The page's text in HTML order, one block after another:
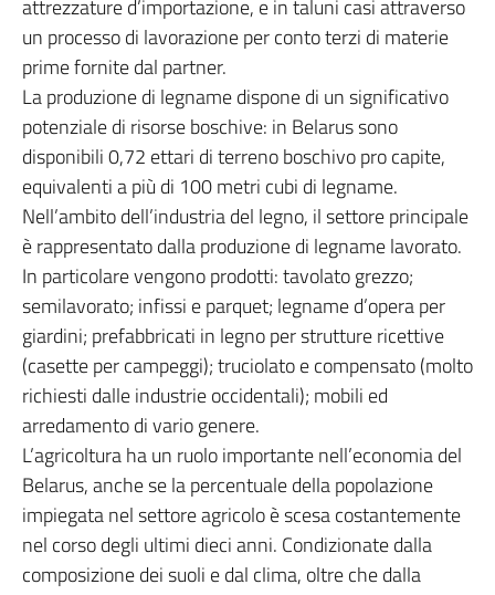
attrezzature d’importazione, e in taluni casi attraverso
un processo di lavorazione per conto terzi di materie
prime fornite dal partner.
La produzione di legname dispone di un significativo
potenziale di risorse boschive: in Belarus sono
disponibili 0,72 ettari di terreno boschivo pro capite,
equivalenti a più di 100 metri cubi di legname.
Nell’ambito dell’industria del legno, il settore principale
è rappresentato dalla produzione di legname lavorato.
In particolare vengono prodotti: tavolato grezzo;
semilavorato; infissi e parquet; legname d’opera per
giardini; prefabbricati in legno per strutture ricettive
(casette per campeggi); truciolato e compensato (molto
richiesti dalle industrie occidentali); mobili ed
arredamento di vario genere.
L’agricoltura ha un ruolo importante nell’economia del
Belarus, anche se la percentuale della popolazione
impiegata nel settore agricolo è scesa costantemente
nel corso degli ultimi dieci anni. Condizionate dalla
composizione dei suoli e dal clima, oltre che dalla